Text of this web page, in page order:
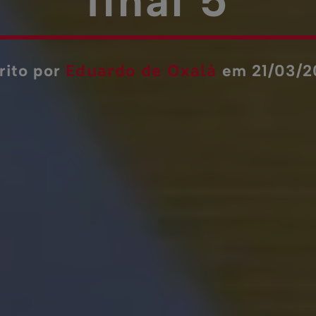
final 5
por Eduardo de Oxalá em 21/03/